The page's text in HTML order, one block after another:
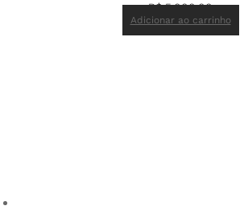
R$5.000,00
Adicionar ao carrinho